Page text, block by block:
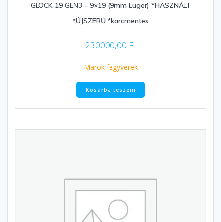
GLOCK 19 GEN3 – 9×19 (9mm Luger) *HASZNÁLT
*ÚJSZERŰ *karcmentes
230000,00 Ft
Marok fegyverek
Kosárba teszem